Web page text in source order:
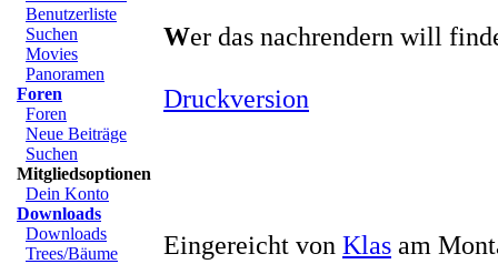
Benutzerliste
Suchen
Movies
Panoramen
Foren
Foren
Neue Beiträge
Suchen
Mitgliedsoptionen
Dein Konto
Downloads
Downloads
Trees/Bäume
Wer das nachrendern will
Druckversion
Eingereicht von Klas am